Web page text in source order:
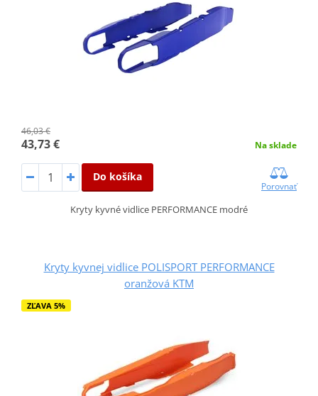
46,03 €
43,73 € Na sklade
Do košíka
Porovnať
Kryty kyvné vidlice PERFORMANCE modré
Kryty kyvnej vidlice POLISPORT PERFORMANCE
oranžová KTM
ZĽAVA 5%